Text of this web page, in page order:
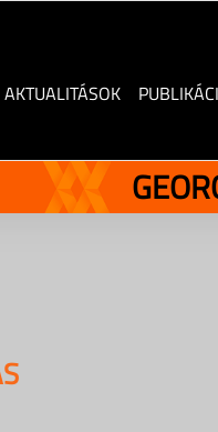
AKTUALITÁSOK